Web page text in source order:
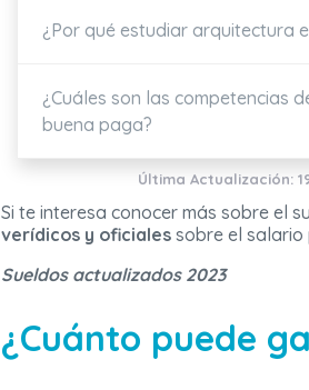
¿Por qué estudiar arquitectura
¿Cuáles son las competencias
buena paga?
Última Actualización:
Si te interesa conocer más sobre el
verídicos y oficiales sobre el salario
Sueldos actualizados 2023
¿Cuánto puede